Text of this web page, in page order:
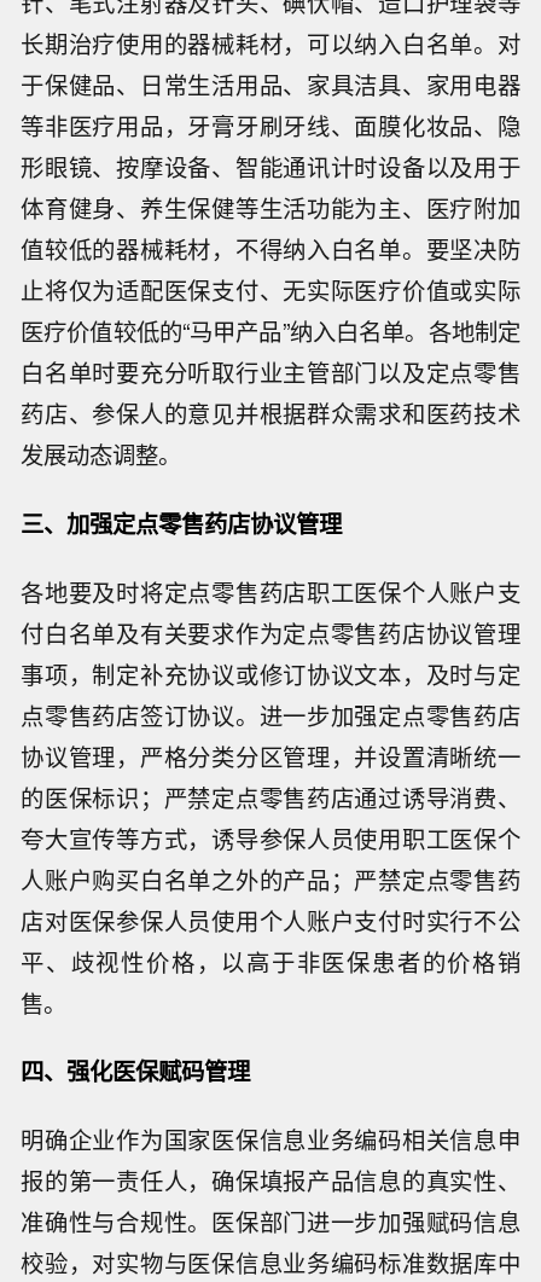
长期治疗使用的器械耗材，可以纳入白名单。对
于保健品、日常生活用品、家具洁具、家用电器
等非医疗用品，牙膏牙刷牙线、面膜化妆品、隐
形眼镜、按摩设备、智能通讯计时设备以及用于
体育健身、养生保健等生活功能为主、医疗附加
值较低的器械耗材，不得纳入白名单。要坚决防
止将仅为适配医保支付、无实际医疗价值或实际
医疗价值较低的“马甲产品”纳入白名单。各地制定
白名单时要充分听取行业主管部门以及定点零售
药店、参保人的意见并根据群众需求和医药技术
发展动态调整。
三、加强定点零售药店协议管理
各地要及时将定点零售药店职工医保个人账户支
付白名单及有关要求作为定点零售药店协议管理
事项，制定补充协议或修订协议文本，及时与定
点零售药店签订协议。进一步加强定点零售药店
协议管理，严格分类分区管理，并设置清晰统一
的医保标识；严禁定点零售药店通过诱导消费、
夸大宣传等方式，诱导参保人员使用职工医保个
人账户购买白名单之外的产品；严禁定点零售药
店对医保参保人员使用个人账户支付时实行不公
平、歧视性价格，以高于非医保患者的价格销
售。
四、强化医保赋码管理
明确企业作为国家医保信息业务编码相关信息申
报的第一责任人，确保填报产品信息的真实性、
准确性与合规性。医保部门进一步加强赋码信息
校验，对实物与医保信息业务编码标准数据库中